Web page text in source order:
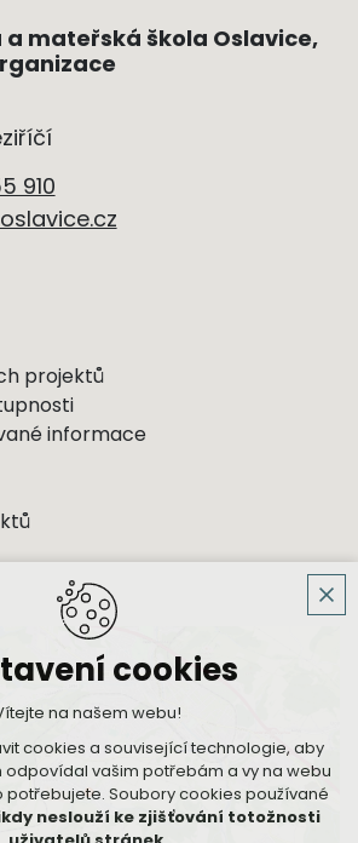
mateřská škola Oslavice,
910
projektů
informace
cookies
na našem webu!
cookies a související technologie, aby
vašim potřebám a vy na webu
potřebujete. Soubory cookies používané
neslouží ke zjišťování totožnosti